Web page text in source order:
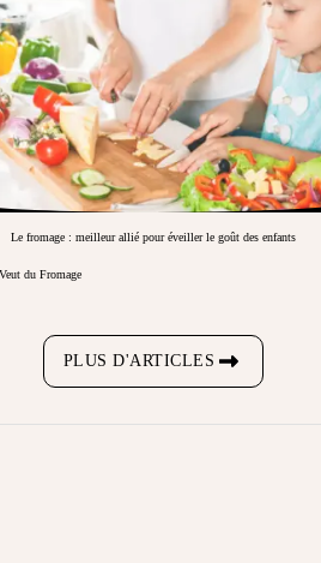
Le fromage : meilleur allié pour éveiller le goût des enfants
du Fromage
PLUS D'ARTICLES